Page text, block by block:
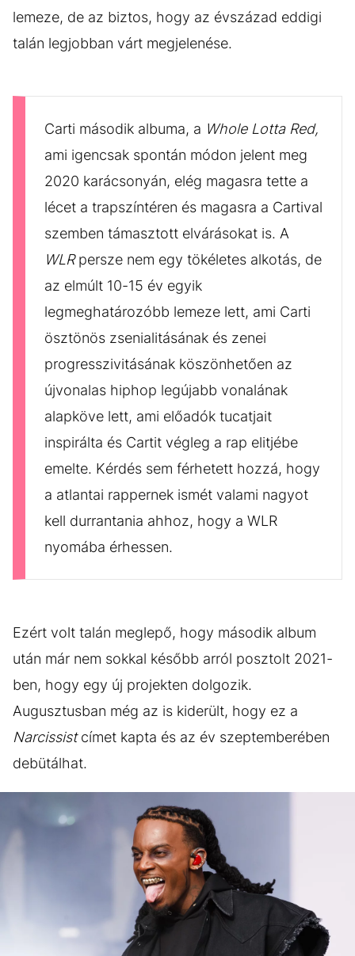
lemeze, de az biztos, hogy az évszázad eddigi
talán legjobban várt megjelenése.
Carti második albuma, a Whole Lotta Red,
ami igencsak spontán módon jelent meg
2020 karácsonyán, elég magasra tette a
lécet a trapszíntéren és magasra a Cartival
szemben támasztott elvárásokat is. A
WLRpersze nem egy tökéletes alkotás, de
az elmúlt 10-15 év egyik
legmeghatározóbb lemeze lett, ami Carti
ösztönös zsenialitásának és zenei
progresszivitásának köszönhetően az
újvonalas hiphop legújabb vonalának
alapköve lett, ami előadók tucatjait
inspirálta és Cartit végleg a rap elitjébe
emelte. Kérdés sem férhetett hozzá, hogy
a atlantai rappernek ismét valami nagyot
kell durrantania ahhoz, hogy a WLR
nyomába érhessen.
Ezért volt talán meglepő, hogy második album
után már nem sokkal később arról posztolt 2021-
ben, hogy egy új projekten dolgozik.
Augusztusban még az is kiderült, hogy ez a
Narcissistcímet kapta és az év szeptemberében
debütálhat.